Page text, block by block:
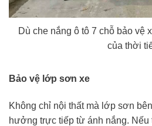
Dù che nắng ô tô 7 chỗ bảo vệ
của thời
Bảo vệ lớp sơn xe
Không chỉ nội thất mà lớp sơn
hưởng trực tiếp từ ánh nắng. Nếu